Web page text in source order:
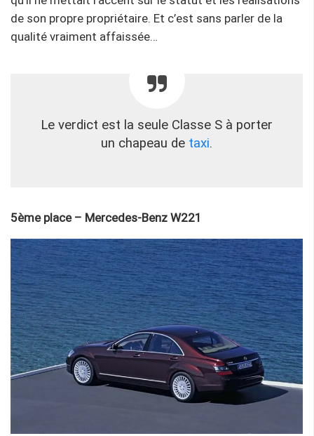
de son propre propriétaire. Et c’est sans parler de la
qualité vraiment affaissée…
Le verdict est la seule Classe S à porter
un chapeau de taxi.
5ème place – Mercedes-Benz W221